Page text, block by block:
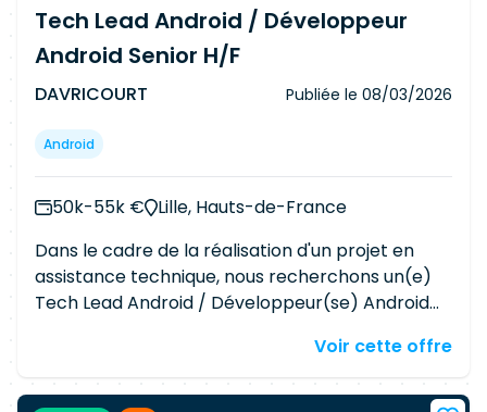
Tech Lead Android / Développeur
Android Senior H/F
DAVRICOURT Publiée le 08/03/2026
Android
50k-55k €
Lille, Hauts-de-France
Dans le cadre de la réalisation d'un projet en
assistance technique, nous recherchons un(e)
Tech Lead Android / Développeur(se) Android
interviendrez sur le site client situé dans la
Voir cette offre